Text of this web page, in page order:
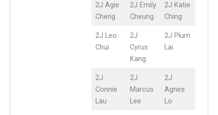
2J Agie
Cheng
2J Emily
Cheung
2J Katie
Ching
2J Leo
Chui
2J
Cyrus
Kang
2J Plum
Lai
2J
Connie
Lau
2J
Marcus
Lee
2J
Agnes
Lo